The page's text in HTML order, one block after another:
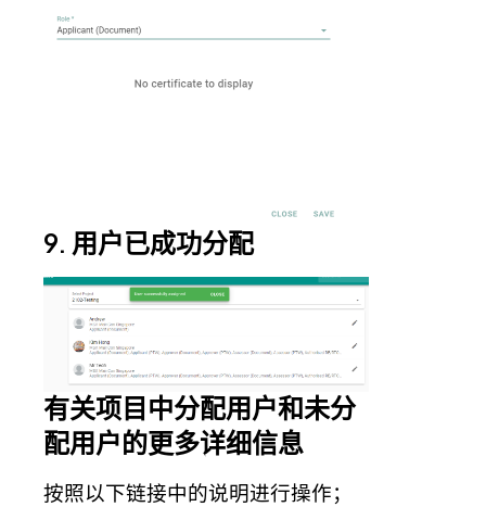
9. 用户已成功分配
有关项目中分配用户和未分
配用户的更多详细信息
按照以下链接中的说明进行操作；